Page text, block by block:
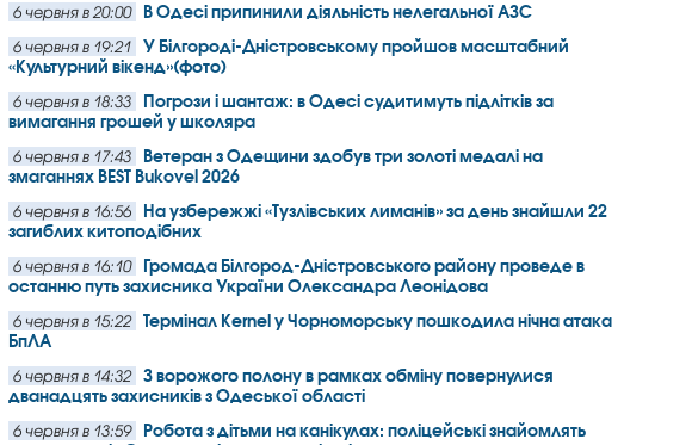
6 червня в 20:00 В Одесі припинили діяльність нелегальної АЗС
6 червня в 19:21
У Білгороді-Дністровському пройшов масштабний
«Культурний вікенд»(фото)
6 червня в 18:33
Погрози і шантаж: в Одесі судитимуть підлітків за
вимагання грошей у школяра
6 червня в 17:43
Ветеран з Одещини здобув три золоті медалі на
змаганнях BEST Bukovel 2026
6 червня в 16:56
На узбережжі «Тузлівських лиманів» за день знайшли 22
загиблих китоподібних
6 червня в 16:10
Громада Білгород-Дністровського району проведе в
останню путь захисника України Олександра Леонідова
6 червня в 15:22
Термінал Kernel у Чорноморську пошкодила нічна атака
БпЛА
6 червня в 14:32
З ворожого полону в рамках обміну повернулися
дванадцять захисників з Одеської області
6 червня в 13:59
Робота з дітьми на канікулах: поліцейські знайомлять